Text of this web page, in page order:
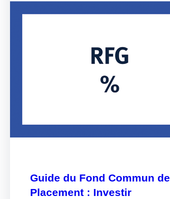
Guide du Fond Commun de
Placement : Investir